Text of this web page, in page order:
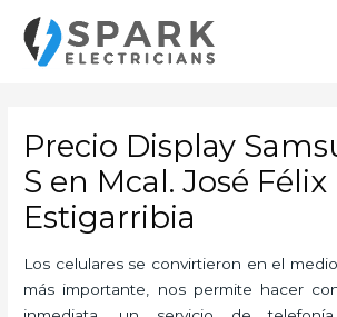
contenido
Precio Display
S en Mcal. José Félix
Estigarribia
Los celulares se convirtieron en el
más importante, nos permite hacer